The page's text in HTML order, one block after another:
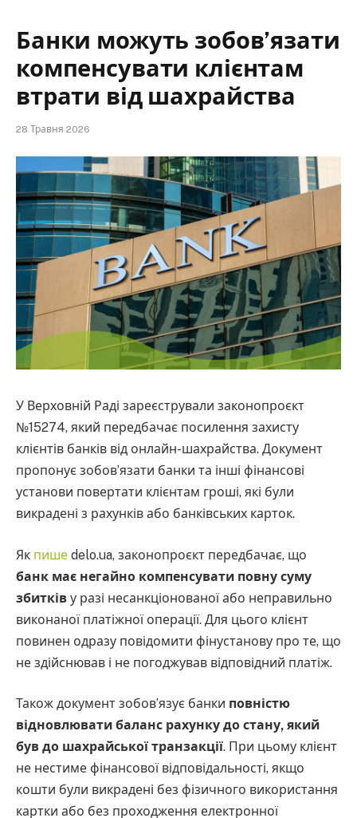
Банки можуть зобов’язати
компенсувати клієнтам
втрати від шахрайства
28 Травня 2026
У Верховній Раді зареєстрували законопроєкт
№15274, який передбачає посилення захисту
клієнтів банків від онлайн-шахрайства. Документ
пропонує зобов’язати банки та інші фінансові
установи повертати клієнтам гроші, які були
викрадені з рахунків або банківських карток.
Як пише delo.ua, законопроєкт передбачає, що
банк має негайно компенсувати повну суму
збитків у разі несанкціонованої або неправильно
виконаної платіжної операції. Для цього клієнт
повинен одразу повідомити фінустанову про те, що
не здійснював і не погоджував відповідний платіж.
Також документ зобов’язує банки повністю
відновлювати баланс рахунку до стану, який
був до шахрайської транзакції. При цьому клієнт
не нестиме фінансової відповідальності, якщо
кошти були викрадені без фізичного використання
картки або без проходження електронної